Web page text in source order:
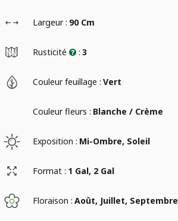
Largeur : 90 Cm
Rusticité : 3
Couleur feuillage : Vert
Couleur fleurs : Blanche / Crème
Exposition : Mi-Ombre, Soleil
Format : 1 Gal, 2 Gal
Floraison : Août, Juillet, Septembre